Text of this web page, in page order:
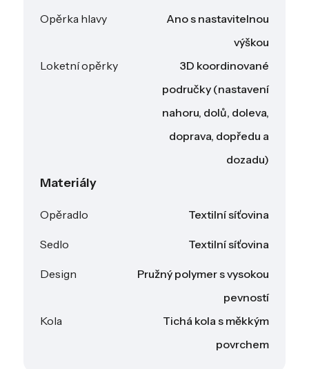
Opěrka hlavy
Ano s nastavitelnou
výškou
Loketní opěrky
3D koordinované
područky (nastavení
nahoru, dolů, doleva,
doprava, dopředu a
dozadu)
Materiály
Opěradlo Textilní síťovina
Sedlo Textilní síťovina
Design
Pružný polymer s vysokou
pevností
Kola
Tichá kola s měkkým
povrchem